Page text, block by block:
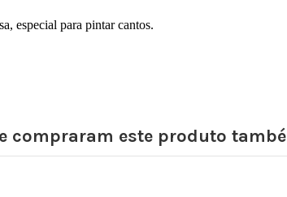
especial para pintar cantos.
compraram este produto